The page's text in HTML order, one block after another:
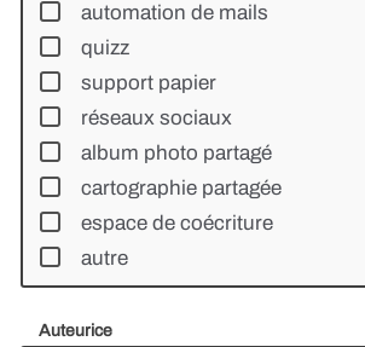
automation de mails
quizz
support papier
réseaux sociaux
album photo partagé
cartographie partagée
espace de coécriture
autre
Auteurice